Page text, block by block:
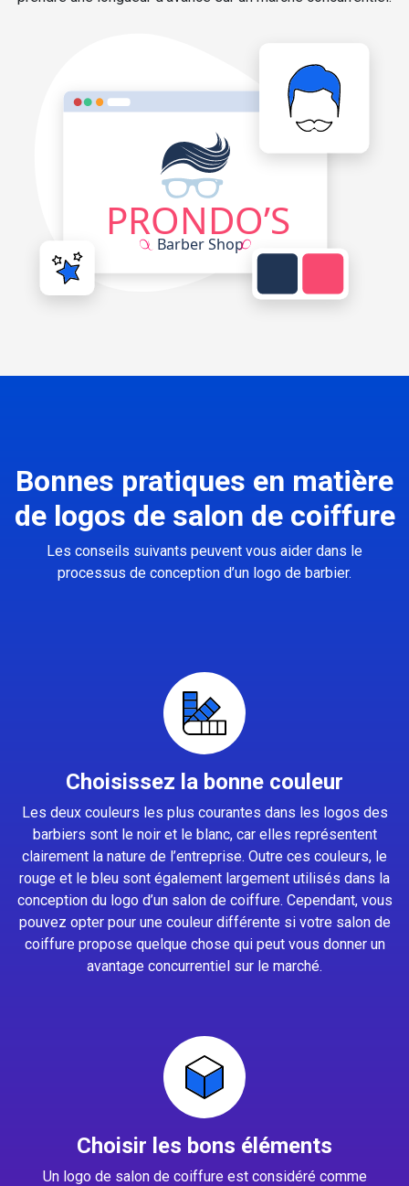
Bonnes pratiques en matière
de logos de salon de coiffure
Les conseils suivants peuvent vous aider dans le
processus de conception d’un logo de barbier.
Choisissez la bonne couleur
Les deux couleurs les plus courantes dans les logos des
barbiers sont le noir et le blanc, car elles représentent
clairement la nature de l’entreprise. Outre ces couleurs, le
rouge et le bleu sont également largement utilisés dans la
conception du logo d’un salon de coiffure. Cependant, vous
pouvez opter pour une couleur différente si votre salon de
coiffure propose quelque chose qui peut vous donner un
avantage concurrentiel sur le marché.
Choisir les bons éléments
Un logo de salon de coiffure est considéré comme